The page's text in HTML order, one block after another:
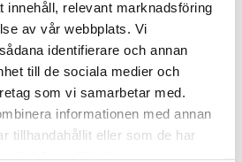
innehåll, relevant marknadsföring
av vår webbplats. Vi
identifierare och annan
till de sociala medier och
som vi samarbetar med.
informationen med annan
tillhandahållit eller som de har